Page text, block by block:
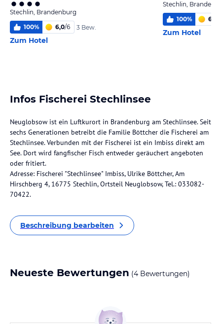
Stechlin, Brandenburg
100% 6,0/6 3 Bew.
Zum Hotel
Stechlin,
100% 6
Zum Hotel
Infos Fischerei Stechlinsee
Neuglobsow ist ein Luftkurort in Brandenburg am Stechlinsee. Seit
sechs Generationen betreibt die Familie Böttcher die Fischerei am
Stechlinsee. Verbunden mit der Fischerei ist ein Imbiss direkt am
See. Dort wird fangfischer Fisch entweder geräuchert angeboten
oder fritiert.
Adresse: Fischerei "Stechlinsee" Imbiss, Ulrike Böttcher, Am
Hirschberg 4, 16775 Stechlin, Ortsteil Neuglobsow, Tel.: 033082-
70422.
Beschreibung bearbeiten
Neueste Bewertungen (4 Bewertungen)